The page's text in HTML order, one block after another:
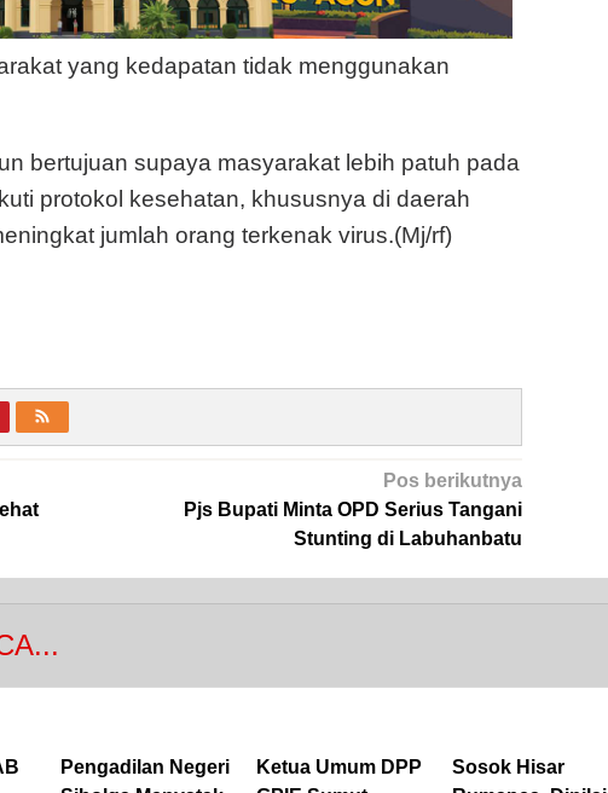
yang kedapatan tidak menggunakan
bertujuan supaya masyarakat lebih patuh pada
protokol kesehatan, khususnya di daerah
jumlah orang terkenak virus.(Mj/rf)
Pos berikutnya
Pjs Bupati Minta OPD Serius Tangani
Stunting di Labuhanbatu
Pengadilan Negeri
Ketua Umum DPP
Sosok Hisar